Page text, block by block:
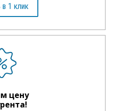
в 1 клик
цену